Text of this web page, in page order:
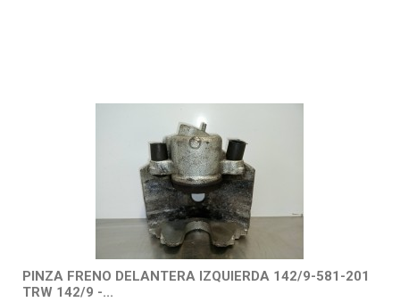
PINZA FRENO DELANTERA IZQUIERDA 142/9-581-201
TRW 142/9 -...